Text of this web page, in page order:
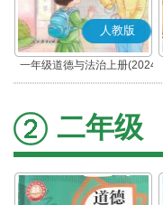
人教版
一年级道德与法治上册(2024
秋版)(部编版)
二年级